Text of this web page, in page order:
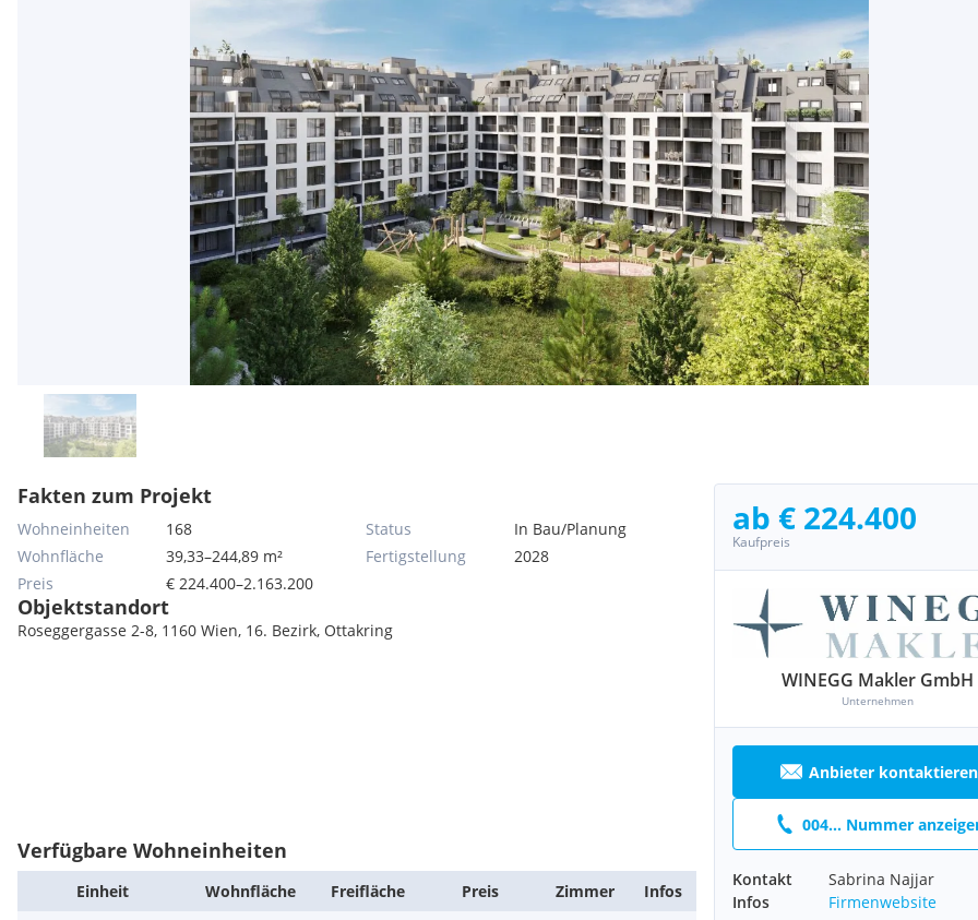
Fakten zum Projekt
Wohneinheiten
168
Wohnfläche
39,33–244,89 m²
Preis
€ 224.400–2.163.200
Status
In Bau/Planung
Fertigstellung
2028
Objektstandort
Roseggergasse 2-8, 1160 Wien, 16. Bezirk, Ottakring
Verfügbare Wohneinheiten
Einheit Wohn­fläche Frei­fläche Preis Zimmer
Infos
ab € 224.400
Kaufpreis
WINEGG Makler GmbH
Unternehmen
Anbieter kontaktieren
004... Nummer
Kontakt
Sabrina Najjar
Infos
Firmenwebsite